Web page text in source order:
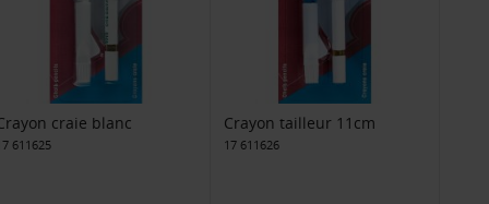
craie blanc
611625
Crayon tailleur 11cm
17 611626